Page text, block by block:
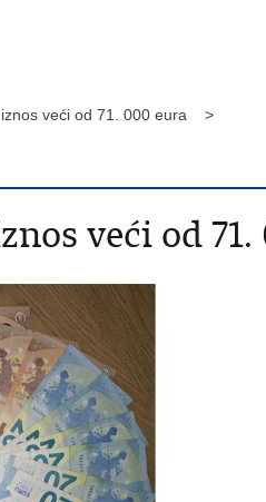
iznos veći od 71. 000 eura >
veći od